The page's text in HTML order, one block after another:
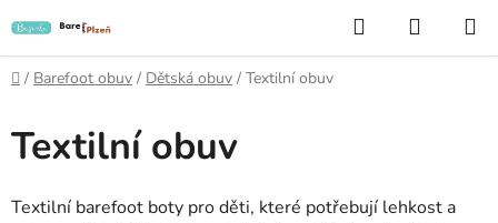
na
obsah
Hledat
KOŠÍK
Domů
/ Barefoot obuv / Dětská obuv / Textilní obuv
Textilní obuv
Textilní barefoot boty pro děti, které potřebují lehkost a